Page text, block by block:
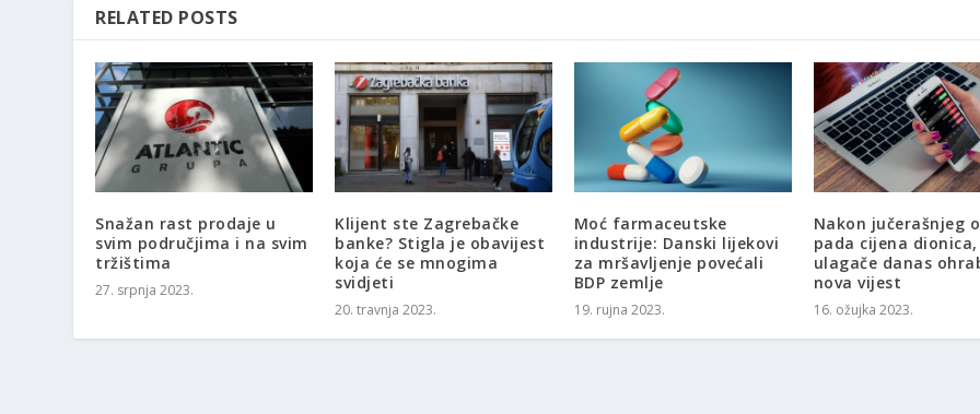
RELATED POSTS
Snažan rast prodaje u
svim područjima i na svim
tržištima
27. srpnja 2023.
Klijent ste Zagrebačke
banke? Stigla je obavijest
koja će se mnogima
svidjeti
20. travnja 2023.
Moć farmaceutske
industrije: Danski lijekovi
za mršavljenje povećali
BDP zemlje
19. rujna 2023.
Nakon jučerašnjeg
pada cijena dionica,
ulagače danas
nova vijest
16. ožujka 2023.